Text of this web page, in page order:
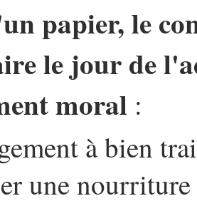
papier, le
le jour de
moral :
à bien
une nourriture